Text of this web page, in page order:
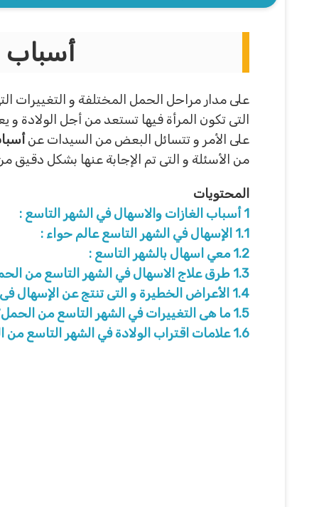
أسباب
على مدار مراحل الحمل المختلفة و التغييرات
التى تكون المرأة فيها تستعد من أجل الولادة
على الأمر و تتسائل البعض من السيدات عن
من الأسئلة و التى تم الإجابة عنها بشكل دقيق
المحتويات
1 أسباب الغازات والاسهال في الشهر التاسع :
1.1 الإسهال في الشهر التاسع عالم حواء :
1.2 معي اسهال بالشهر التاسع :
1.3 طرق علاج الاسهال في الشهر التاسع من
1.4 الأعراض الخطيرة و التى تنتج عن الإسهال
1.5 ما هى التغييرات في الشهر التاسع من
1.6 علامات اقتراب الولادة في الشهر التاسع من